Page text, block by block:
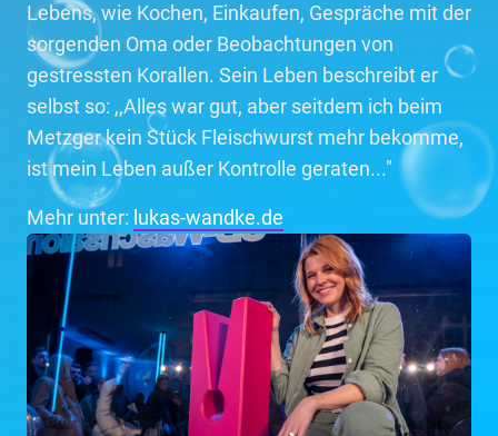
Lebens, wie Kochen, Einkaufen, Gespräche mit der
sorgenden Oma oder Beobachtungen von
gestressten Korallen. Sein Leben beschreibt er
selbst so: ,,Alles war gut, aber seitdem ich beim
Metzger kein Stück Fleischwurst mehr bekomme,
ist mein Leben außer Kontrolle geraten..."
Mehr unter: lukas-wandke.de